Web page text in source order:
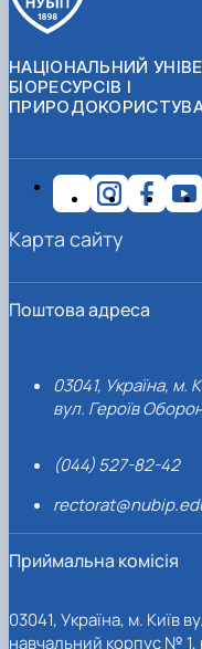
НАЦІОНАЛЬНИЙ
БІОРЕСУРСІВ І
Поштова адреса
03041, Україна, м.
вул. Героїв
(044) 527-82-42
Приймальна комісія
03041, Україна, м. Київ
навчальний корпус № 1,
Карта сайту